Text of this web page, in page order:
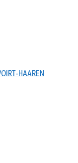
HAAREN